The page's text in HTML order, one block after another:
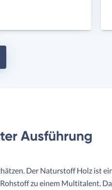
Ausführung
Der Naturstoff Holz ist
zu einem Multitalent.